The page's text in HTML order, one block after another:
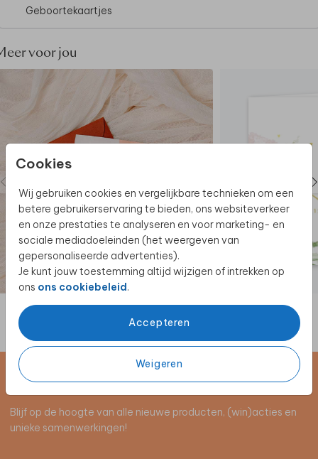
Cookies
Wij gebruiken cookies en vergelijkbare technieken om een
betere gebruikerservaring te bieden, ons websiteverkeer
en onze prestaties te analyseren en voor marketing- en
sociale mediadoeleinden (het weergeven van
gepersonaliseerde advertenties).
Je kunt jouw toestemming altijd wijzigen of intrekken op
ons ons cookiebeleid.
Accepteren
Weigeren
aan de jungle achtergrond.
feestelijk.
• En weet je dat je het helemaal compleet kunt
maken met een sluitzegel hartje in wit.
Wil je dit design in een ander formaat of enkel
bestellen? Neem dan
contactmet ons op voor de
mogelijkheden.
Ook mooi! Je kunt het geboortekaartje in poster
formaat bestellen. Vraag het geboortekaartje in
poster formaathier aan.
Geboortekaartjes
voor jou
Schrijf je in voor de nieuwsbrief
Blijf op de hoogte van alle nieuwe producten, (win)acties en
unieke samenwerkingen!